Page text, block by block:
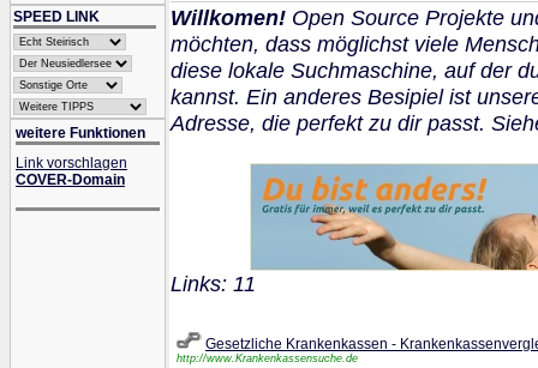
SPEED LINK
weitere Funktionen
Link vorschlagen
COVER-Domain
Willkomen! Open Source Projekte
möchten, dass möglichst viele
diese lokale Suchmaschine, auf der
kannst. Ein anderes Besipiel ist
Adresse, die perfekt zu dir passt.
Links: 11
Gesetzliche Krankenkassen -
http://www.Krankenkassensuche.de